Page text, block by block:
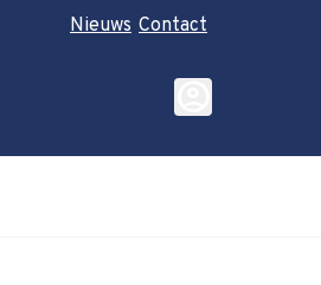
Nieuws Contact
account_circle